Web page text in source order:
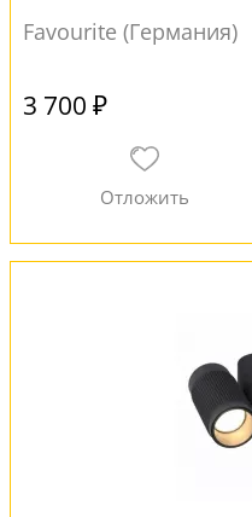
Favourite (Германия)
3 700 ₽